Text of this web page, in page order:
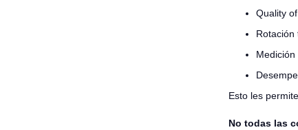
Quality
Rotación
Esto les
No todas las